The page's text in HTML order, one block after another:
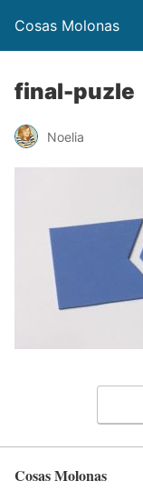
Cosas Molonas
final-puzle
Noelia
Cosas Molonas